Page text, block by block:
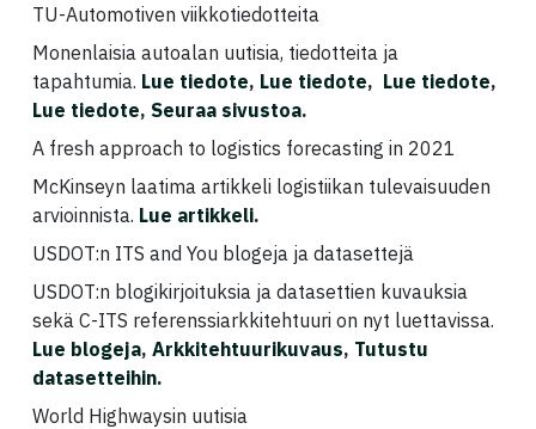
TU-Automotiven viikkotiedotteita
Monenlaisia autoalan uutisia, tiedotteita ja
tapahtumia. Lue tiedote, Lue tiedote, Lue tiedote,
Lue tiedote, Seuraa sivustoa.
A fresh approach to logistics forecasting in 2021
McKinseyn laatima artikkeli logistiikan tulevaisuuden
arvioinnista. Lue artikkeli.
USDOT:n ITS and You blogeja ja datasettejä
USDOT:n blogikirjoituksia ja datasettien kuvauksia
sekä C-ITS referenssiarkkitehtuuri on nyt luettavissa.
Lue blogeja, Arkkitehtuurikuvaus, Tutustu
datasetteihin.
World Highwaysin uutisia